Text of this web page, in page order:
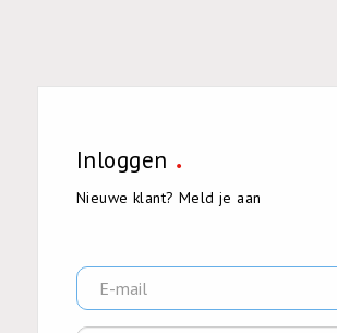
Inloggen
Nieuwe klant? Meld je aan